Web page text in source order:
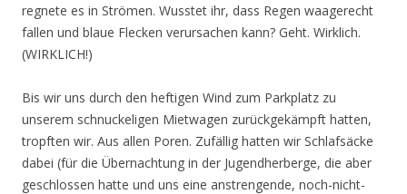
regnete es in Strömen. Wusstet ihr, dass Regen waagerecht
fallen und blaue Flecken verursachen kann? Geht. Wirklich.
(WIRKLICH!)
Bis wir uns durch den heftigen Wind zum Parkplatz zu
unserem schnuckeligen Mietwagen zurückgekämpft hatten,
tropften wir. Aus allen Poren. Zufällig hatten wir Schlafsäcke
dabei (für die Übernachtung in der Jugendherberge, die aber
geschlossen hatte und uns eine anstrengende, noch-nicht-